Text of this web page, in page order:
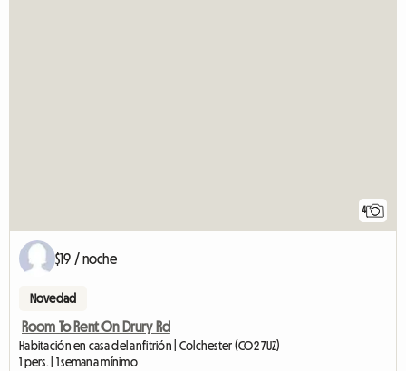
4
$19 / noche
Novedad
Room To Rent On Drury Rd
Habitación en casa del anfitrión | Colchester (CO2 7UZ)
1 pers. | 1 semana mínimo